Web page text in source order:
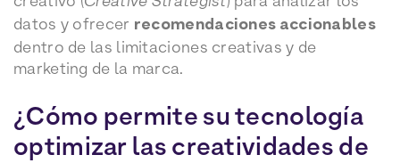
datos y ofrecer recomendaciones accionables
dentro de las limitaciones creativas y de
marketing de la marca.
¿Cómo permite su tecnología
optimizar las creatividades de